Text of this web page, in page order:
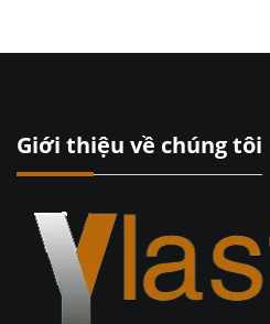
Giới thiệu về chúng tôi